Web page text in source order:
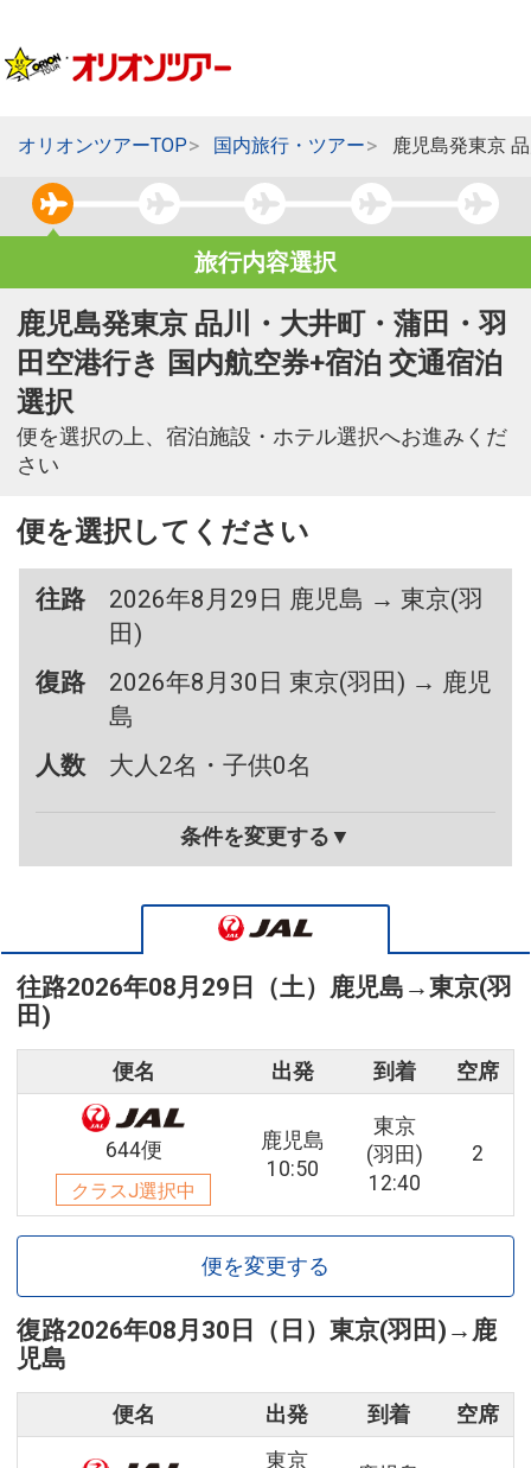
オリオンツアーTOP 国内旅行・ツアー 鹿児島発東京
旅行内容選択
鹿児島発東京 品川・大井町・蒲田・羽
田空港行き 国内航空券+宿泊 交通宿泊
選択
便を選択の上、宿泊施設・ホテル選択へお進みくだ
さい
便を選択してください
往路
2026年8月29日 鹿児島 → 東京(羽
田)
復路
2026年8月30日 東京(羽田) → 鹿児
島
人数
大人2名・子供0名
条件を変更する▼
往路2026年08月29日（土） 鹿児島 →東京(羽
田)
便名 出発 到着 空席
644便
クラスJ選択中
鹿児島
10:50
東京
(羽田)
12:40
2
便を変更する
復路2026年08月30日（日） 東京(羽田) → 鹿
児島
便名 出発 到着 空席
東京